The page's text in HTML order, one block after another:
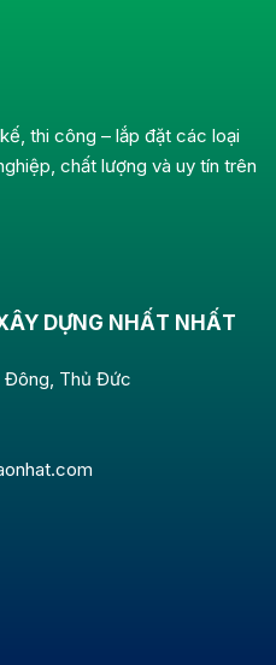
thi công – lắp đặt các loại
chất lượng và uy tín trên
DỰNG NHẤT NHẤT
Đông, Thủ Đức